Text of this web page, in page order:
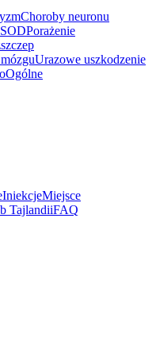
Choroby neuronu
Porażenie
Urazowe uszkodzenie
Ogólne
IniekcjeMiejsce
TajlandiiFAQ